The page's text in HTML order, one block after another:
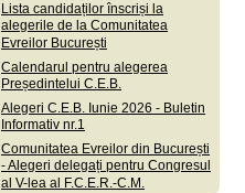
Lista candidaților înscriși la
alegerile de la Comunitatea
Evreilor București
Calendarul pentru alegerea
Președintelui C.E.B.
Alegeri C.E.B. Iunie 2026 - Buletin
Informativ nr.1
Comunitatea Evreilor din București
- Alegeri delegați pentru Congresul
al V-lea al F.C.E.R.-C.M.